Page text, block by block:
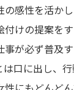
の感性を活か
付けの提案を
事が必ず普及
は口に出し、